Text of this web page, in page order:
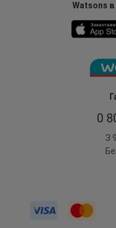
0
З
Watsons